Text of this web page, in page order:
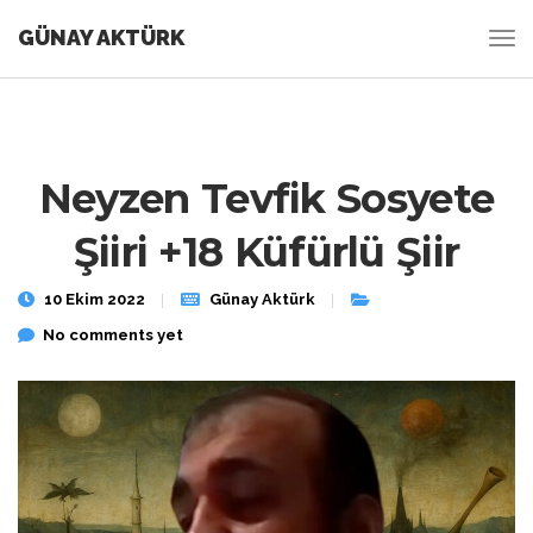
GÜNAY AKTÜRK
Neyzen Tevfik Sosyete
Şiiri +18 Küfürlü Şiir
10 Ekim 2022
Günay Aktürk
No comments yet